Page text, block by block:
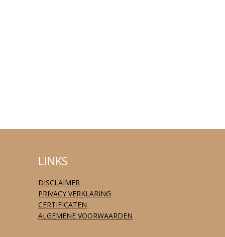
LINKS
DISCLAIMER
PRIVACY VERKLARING
CERTIFICATEN
ALGEMENE VOORWAARDEN